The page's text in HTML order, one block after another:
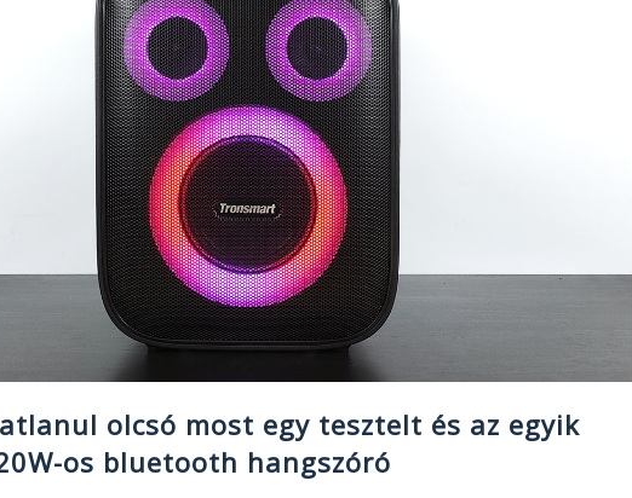
olcsó most egy tesztelt és az egyik
os bluetooth hangszóró